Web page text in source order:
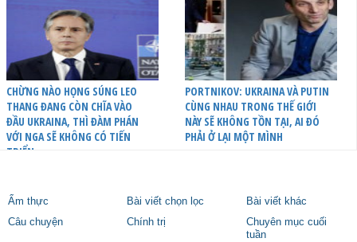
CHỪNG NÀO HỌNG SÚNG LEO
THANG ĐANG CÒN CHĨA VÀO
ĐẦU UKRAINA, THÌ ĐÀM PHÁN
VỚI NGA SẼ KHÔNG CÓ TIẾN
TRIỂN
PORTNIKOV: UKRAINA VÀ PUTIN
CÙNG NHAU TRONG THẾ GIỚI
NÀY SẼ KHÔNG TỒN TẠI, AI ĐÓ
PHẢI Ở LẠI MỘT MÌNH
Ẩm thực Bài viết chọn lọc
Bài viết khác
Câu chuyện
Chính trị
Chuyên mục cuối
tuần